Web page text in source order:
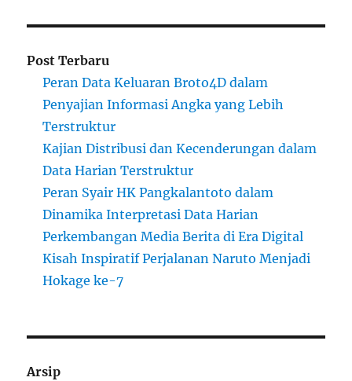
Post Terbaru
Peran Data Keluaran Broto4D dalam
Penyajian Informasi Angka yang Lebih
Terstruktur
Kajian Distribusi dan Kecenderungan dalam
Data Harian Terstruktur
Peran Syair HK Pangkalantoto dalam
Dinamika Interpretasi Data Harian
Perkembangan Media Berita di Era Digital
Kisah Inspiratif Perjalanan Naruto Menjadi
Hokage ke-7
Arsip